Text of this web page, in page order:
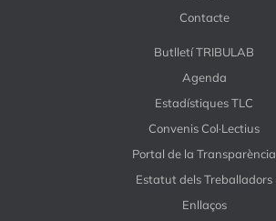
Contacte
Butlletí TRIBULAB
Agenda
Estadístiques TLC
Convenis Col·Lectius
Portal de la Transparència
Estatut dels Treballadors
Enllaços